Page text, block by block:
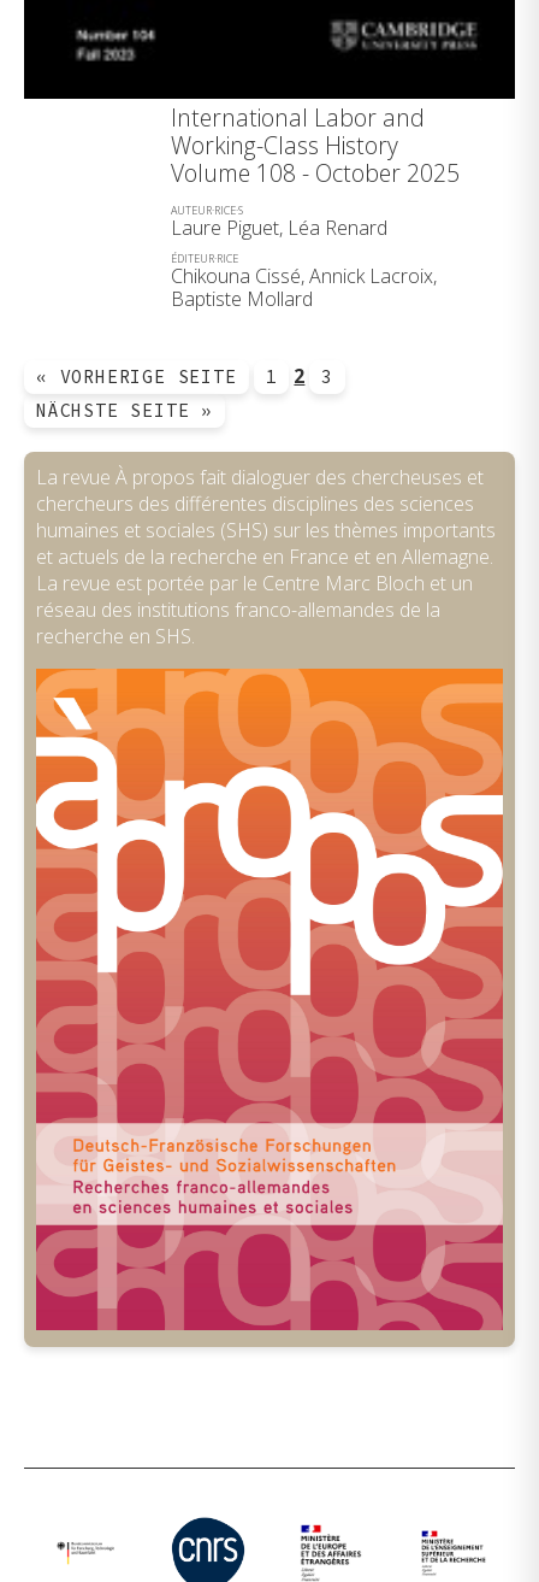
International Labor and
Working-Class History
Volume 108 - October 2025
AUTEUR·RICE·S
Laure Piguet, Léa Renard
ÉDITEUR·RICE
Chikouna Cissé, Annick Lacroix,
Baptiste Mollard
« VORHERIGE SEITE 1 2
3
NÄCHSTE SEITE »
La revue À propos fait dialoguer des chercheuses et
chercheurs des différentes disciplines des sciences
humaines et sociales (SHS) sur les thèmes importants
et actuels de la recherche en France et en Allemagne.
La revue est portée par le Centre Marc Bloch et un
réseau des institutions franco-allemandes de la
recherche en SHS.